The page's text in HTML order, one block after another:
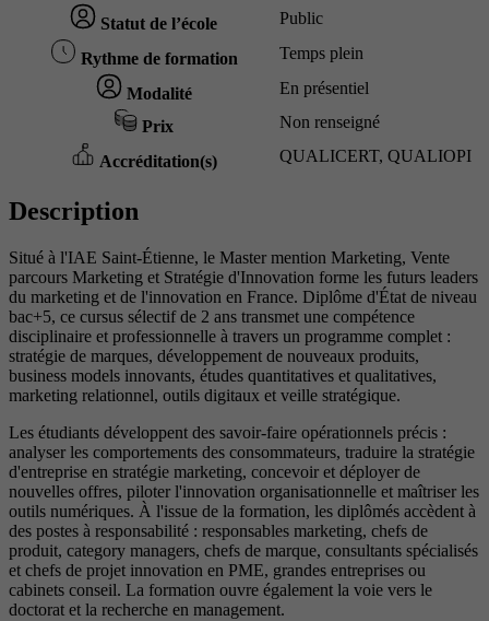
Statut de l’école Public
Rythme de formation Temps plein
Modalité En présentiel
Prix Non renseigné
Accréditation(s) QUALICERT, QUALIOPI
Description
Situé à l'IAE Saint-Étienne, le Master mention Marketing, Vente
parcours Marketing et Stratégie d'Innovation forme les futurs leaders
du marketing et de l'innovation en France. Diplôme d'État de niveau
bac+5, ce cursus sélectif de 2 ans transmet une compétence
disciplinaire et professionnelle à travers un programme complet :
stratégie de marques, développement de nouveaux produits,
business models innovants, études quantitatives et qualitatives,
marketing relationnel, outils digitaux et veille stratégique.
Les étudiants développent des savoir-faire opérationnels précis :
analyser les comportements des consommateurs, traduire la stratégie
d'entreprise en stratégie marketing, concevoir et déployer de
nouvelles offres, piloter l'innovation organisationnelle et maîtriser les
outils numériques. À l'issue de la formation, les diplômés accèdent à
des postes à responsabilité : responsables marketing, chefs de
produit, category managers, chefs de marque, consultants spécialisés
et chefs de projet innovation en PME, grandes entreprises ou
cabinets conseil. La formation ouvre également la voie vers le
doctorat et la recherche en management.